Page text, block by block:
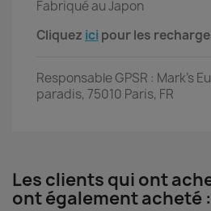
Fabriqué au Japon
Cliquez ici pour les
Responsable GPSR : Mark's
paradis, 75010 Paris, FR
Les clients qui ont
ont également acheté :